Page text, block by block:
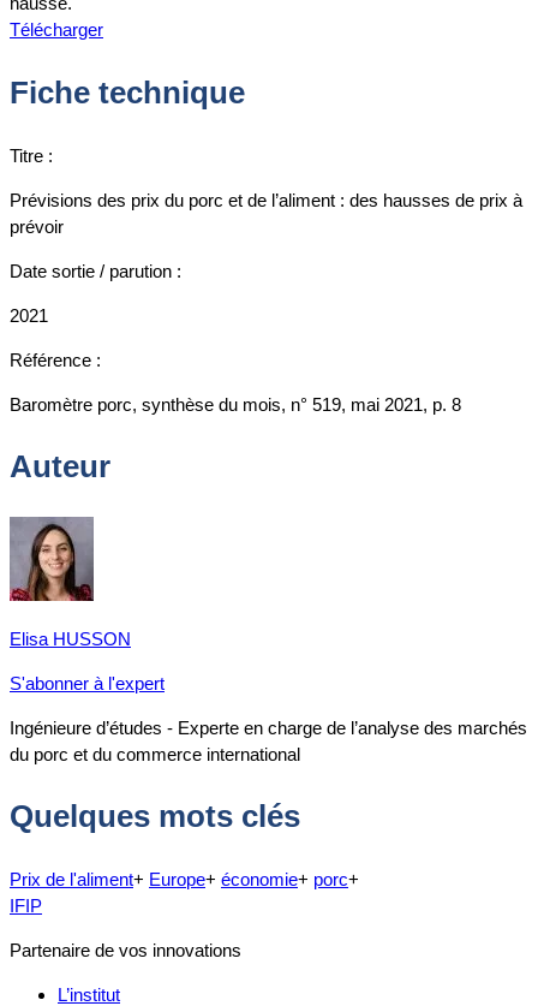
Télécharger
Fiche technique
Titre :
Prévisions des prix du porc et de l’aliment : des hausses de prix à
prévoir
Date sortie / parution :
2021
Référence :
Baromètre porc, synthèse du mois, n° 519, mai 2021, p. 8
Auteur
Elisa HUSSON
S'abonner à l'expert
Ingénieure d’études - Experte en charge de l’analyse des marchés
du porc et du commerce international
Quelques mots clés
Prix de l'aliment+ Europe+ économie+ porc+
IFIP
Partenaire de vos innovations
L’institut